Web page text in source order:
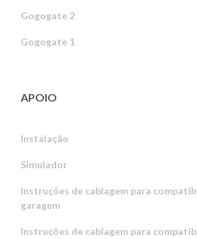
Gogogate 2
Gogogate 1
APOIO
Instalação
Simulador
Instruções de cablagem para
garagem
Instruções de cablagem para